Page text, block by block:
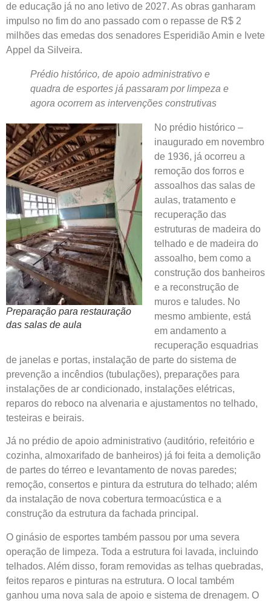
de educação já no ano letivo de 2027. As obras ganharam
impulso no fim do ano passado com o repasse de R$ 2
milhões das emedas dos senadores Esperidião Amin e Ivete
Appel da Silveira.
Prédio histórico, de apoio administrativo e
quadra de esportes já passaram por limpeza e
agora ocorrem as intervenções construtivas
Preparação para restauração
das salas de aula
No prédio histórico –
inaugurado em novembro
de 1936, já ocorreu a
remoção dos forros e
assoalhos das salas de
aulas, tratamento e
recuperação das
estruturas de madeira do
telhado e de madeira do
assoalho, bem como a
construção dos banheiros
e a reconstrução de
muros e taludes. No
mesmo ambiente, está
em andamento a
recuperação esquadrias
de janelas e portas, instalação de parte do sistema de
prevenção a incêndios (tubulações), preparações para
instalações de ar condicionado, instalações elétricas,
reparos do reboco na alvenaria e ajustamentos no telhado,
testeiras e beirais.
Já no prédio de apoio administrativo (auditório, refeitório e
cozinha, almoxarifado de banheiros) já foi feita a demolição
de partes do térreo e levantamento de novas paredes;
remoção, consertos e pintura da estrutura do telhado; além
da instalação de nova cobertura termoacústica e a
construção da estrutura da fachada principal.
O ginásio de esportes também passou por uma severa
operação de limpeza. Toda a estrutura foi lavada, incluindo
telhados. Além disso, foram removidas as telhas quebradas,
feitos reparos e pinturas na estrutura. O local também
ganhou uma nova sala de apoio e sistema de drenagem. O